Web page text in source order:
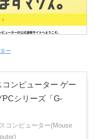
ー
コンピューター ゲー
PCシリーズ「G-
コンピューター(Mouse